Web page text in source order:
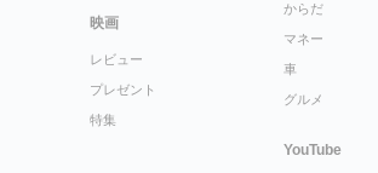
映画
レビュー
プレゼント
特集
からだ
マネー
車
グルメ
YouTube